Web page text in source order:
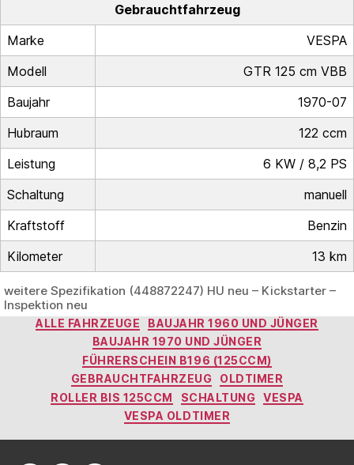
Gebrauchtfahrzeug
Marke
VESPA
Modell
GTR 125 cm VBB
Baujahr
1970-07
Hubraum
122 ccm
Leistung
6 KW / 8,2 PS
Schaltung
manuell
Kraftstoff
Benzin
Kilometer
13 km
weitere Spezifikation (448872247) HU neu – Kickstarter –
Inspektion neu
Kategorien
ALLE FAHRZEUGE
BAUJAHR 1960 UND JÜNGER
BAUJAHR 1970 UND JÜNGER
FÜHRERSCHEIN B196 (125CCM)
GEBRAUCHTFAHRZEUG
OLDTIMER
ROLLER BIS 125CCM
SCHALTUNG
VESPA
VESPA OLDTIMER